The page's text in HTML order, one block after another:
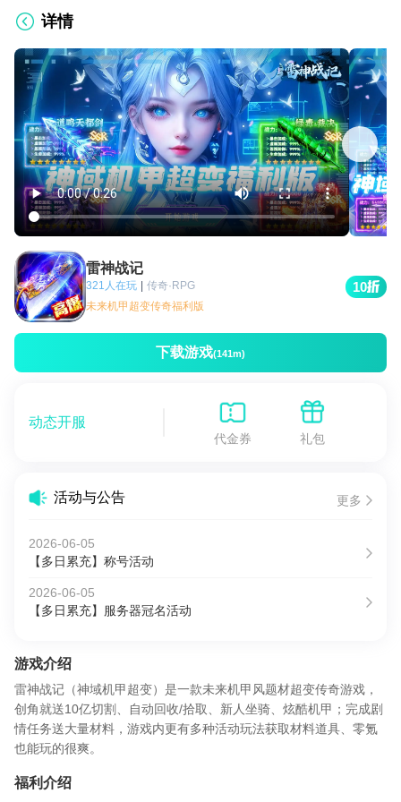
详情
雷神战记
321人在玩 | 传奇·RPG
未来机甲超变传奇福利版
10
下载游戏(141m)
动态开服
代金券 礼包
活动与公告 更多
2026-06-05
【多日累充】称号活动
2026-06-05
【多日累充】服务器冠名活动
游戏介绍
雷神战记（神域机甲超变）是一款未来机甲风题材超变传奇游戏，
创角就送10亿切割、自动回收/拾取、新人坐骑、炫酷机甲；完成剧
情任务送大量材料，游戏内更有多种活动玩法获取材料道具、零氪
也能玩的很爽。
福利介绍